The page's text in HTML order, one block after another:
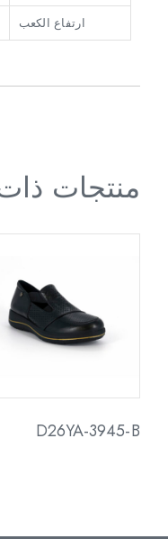
ارتفاع الكعب
منتجات
D26YA-3945-B